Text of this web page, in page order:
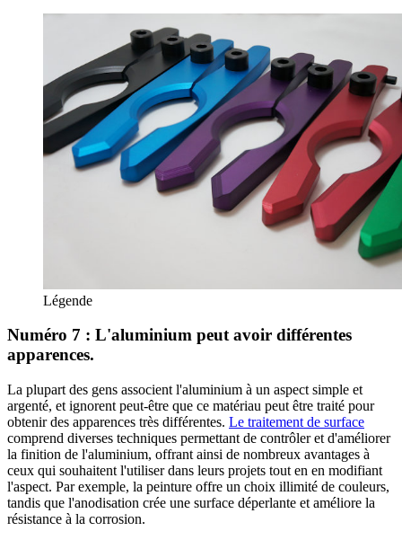
Légende
Numéro 7 : L'aluminium peut avoir différentes
apparences.
La plupart des gens associent l'aluminium à un aspect simple et
argenté, et ignorent peut-être que ce matériau peut être traité pour
obtenir des apparences très différentes. Le traitement de surface
comprend diverses techniques permettant de contrôler et d'améliorer
la finition de l'aluminium, offrant ainsi de nombreux avantages à
ceux qui souhaitent l'utiliser dans leurs projets tout en en modifiant
l'aspect. Par exemple, la peinture offre un choix illimité de couleurs,
tandis que l'anodisation crée une surface déperlante et améliore la
résistance à la corrosion.